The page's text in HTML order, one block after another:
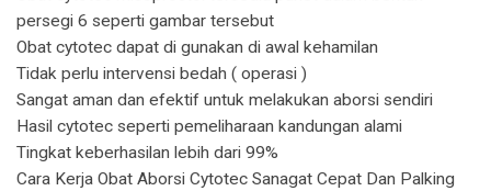
persegi 6 seperti gambar tersebut
Obat cytotec dapat di gunakan di awal kehamilan
Tidak perlu intervensi bedah ( operasi )
Sangat aman dan efektif untuk melakukan aborsi sendiri
Hasil cytotec seperti pemeliharaan kandungan alami
Tingkat keberhasilan lebih dari 99%
Cara Kerja Obat Aborsi Cytotec Sanagat Cepat Dan Palking